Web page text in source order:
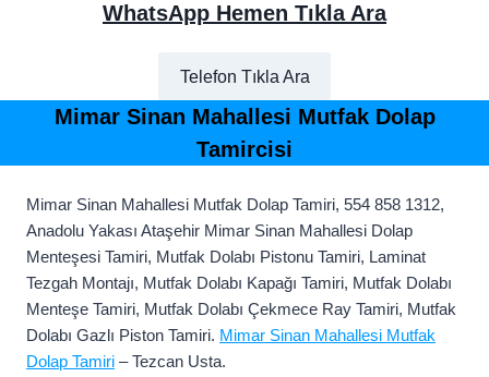
WhatsApp Hemen Tıkla Ara
Telefon Tıkla Ara
Mimar Sinan Mahallesi Mutfak Dolap
Tamircisi
Mimar Sinan Mahallesi Mutfak Dolap Tamiri, 554 858 1312,
Anadolu Yakası Ataşehir Mimar Sinan Mahallesi Dolap
Menteşesi Tamiri, Mutfak Dolabı Pistonu Tamiri, Laminat
Tezgah Montajı, Mutfak Dolabı Kapağı Tamiri, Mutfak Dolabı
Menteşe Tamiri, Mutfak Dolabı Çekmece Ray Tamiri, Mutfak
Dolabı Gazlı Piston Tamiri. Mimar Sinan Mahallesi Mutfak
Dolap Tamiri – Tezcan Usta.